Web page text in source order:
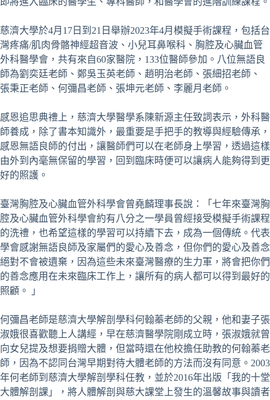
慈濟大學於4月17日到21日舉辦2023年4月模擬手術課程，包括台
灣疼痛/肌肉骨骼神經超音波、小兒耳鼻喉科、胸腔及心臟血管
外科醫學會，共有來自60家醫院，133位醫師參加。八位無語良
師為劉奕廷老師、鄭吳玉英老師、趙明治老師、張細招老師、
張秉正老師、何彌昌老師、張坤元老師、李麗月老師。
感恩追思典禮上，慈濟大學醫學系陳新源主任致詞表示，外科醫
師養成，除了書本知識外，最重要是手把手的教導與經驗傳承，
感恩無語良師的付出，讓醫師們可以在老師身上學習，透過這樣
由外到內毫無保留的學習，回到臨床時便可以讓病人能夠得到更
好的照護。
臺灣胸腔及心臟血管外科學會曾堯麟理事長說：「七年來臺灣胸
腔及心臟血管外科學會約有八分之一學員曾經接受模擬手術課程
的洗禮，也希望這樣的學習可以持續下去，成為一個傳統。代表
學會感謝無語良師及家屬們的愛心及善念，但你們的愛心及善念
絕對不會被遺棄，因為這些未來臺灣醫療的生力軍，將會把你們
的善念應用在未來臨床工作上，讓所有的病人都可以得到最好的
照顧。 」
何彌昌老師是慈濟大學解剖學科何翰蓁老師的父親，他和妻子張
淑娥很喜歡聽上人講經，早在慈濟醫學院剛成立時，張淑娥就曾
向女兒提及想要捐贈大體，但當時還在他校擔任助教的何翰蓁老
師，因為不認同台灣早期對待大體老師的方法而沒有同意。2003
年何老師到慈濟大學解剖學科任教，並於2016年出版「我的十堂
大體解剖課」，將人體解剖與慈大課堂上發生的溫馨故事與讀者